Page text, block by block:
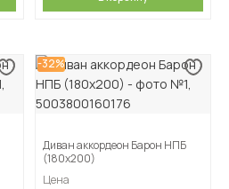
-32%
Диван аккордеон Барон НПБ
(180х200)
Цена